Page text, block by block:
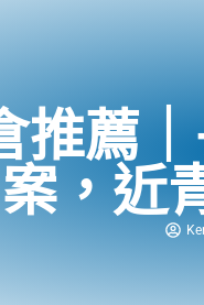
推薦
案，近